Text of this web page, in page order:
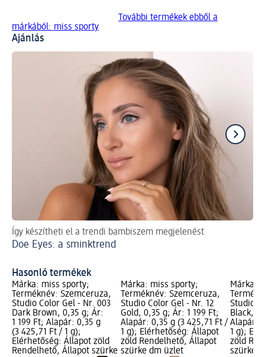
További termékek ebből a
márkából: miss sporty
Ajánlás
Így készítheti el a trendi bambiszem megjelenést
Doe Eyes: a sminktrend
Hasonló termékek
Márka: miss sporty;
Terméknév: Szemceruza,
Studio Color Gel - Nr. 003
Dark Brown, 0,35 g; Ár:
1 199 Ft; Alapár: 0,35 g
(3 425,71 Ft / 1 g);
Elérhetőség: Állapot zöld
Rendelhető, Állapot szürke
Márka: miss sporty;
Terméknév: Szemceruza,
Studio Color Gel - Nr. 12
Gold, 0,35 g; Ár: 1 199 Ft;
Alapár: 0,35 g (3 425,71 Ft /
1 g); Elérhetőség: Állapot
zöld Rendelhető, Állapot
szürke dm üzlet
Márka:
Studio
Black,
Alapár:
1 g);
zöld
szürke